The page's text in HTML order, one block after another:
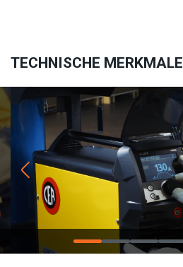
TECHNISCHE MERKMALE